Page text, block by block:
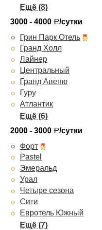
Панорама
Ричмонд
Чеховъ
Премьер
Октябрьская
Визави Апарт-Отель
Высоцкий
3000 - 4000 Р/сутки
Грин Парк Отель
Гранд Холл
Лайнер
Центральный
Гранд Авеню
Гуру
Атлантик
Атриум Палас
Визави
Евротель Центральный
Александровский парк
Респект-Холл
2000 - 3000 Р/сутки
Форт
Pastel
Эмеральд
Урал
Четыре сезона
Сити
Евротель Южный
Луна